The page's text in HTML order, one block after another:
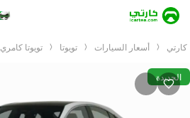
كارتي أسعار السيارات تويوتا تويوتا كامري
الجديدة